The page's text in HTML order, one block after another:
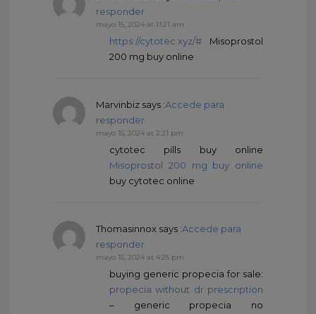
responder
mayo 15, 2024 at 11:21 am
https://cytotec.xyz/# Misoprostol
200 mg buy online
Marvinbiz says :Accede para
responder
mayo 15, 2024 at 2:21 pm
cytotec pills buy online
Misoprostol 200 mg buy online
buy cytotec online
Thomasinnox says :Accede para
responder
mayo 15, 2024 at 4:25 pm
buying generic propecia for sale:
propecia without dr prescription
– generic propecia no